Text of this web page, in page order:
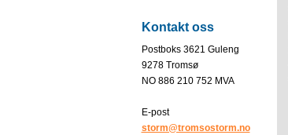
Kontakt oss
Postboks 3621 Guleng
9278 Tromsø
NO 886 210 752 MVA
E-post
storm@tromsostorm.no